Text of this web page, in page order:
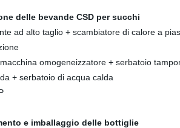
delle bevande CSD per succhi
ad alto taglio + scambiatore di calore a
omogeneizzatore + serbatoio
+ serbatoio di acqua calda
e imballaggio delle bottiglie